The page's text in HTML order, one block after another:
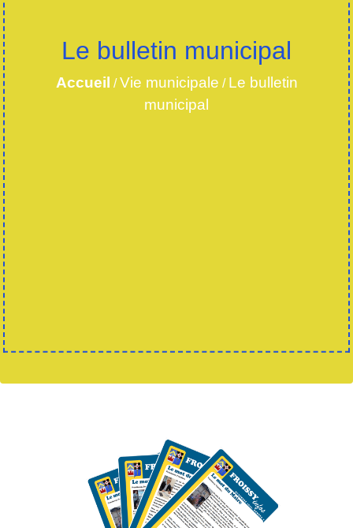
Le bulletin municipal
Accueil /Vie municipale / Le bulletin
municipal